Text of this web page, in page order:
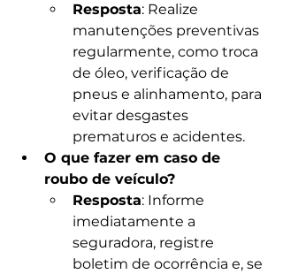
Resposta: Realize
manutenções preventivas
regularmente, como troca
de óleo, verificação de
pneus e alinhamento, para
evitar desgastes
prematuros e acidentes.
O que fazer em caso de
roubo de veículo?
Resposta: Informe
imediatamente a
seguradora, registre
boletim de ocorrência e, se